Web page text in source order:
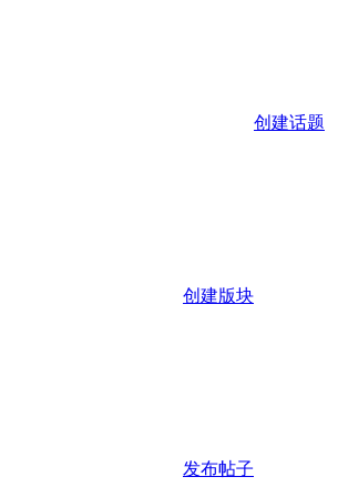
创建话题
创建版块
发布帖子